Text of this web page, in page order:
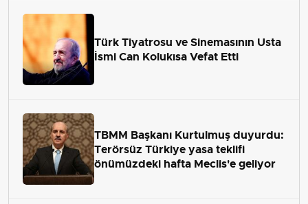
Türk Tiyatrosu ve Sinemasının Usta
İsmi Can Kolukısa Vefat Etti
TBMM Başkanı Kurtulmuş duyurdu:
Terörsüz Türkiye yasa teklifi
önümüzdeki hafta Meclis'e geliyor